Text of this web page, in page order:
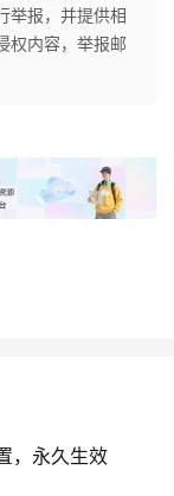
举报，并提供相
权内容，举报邮
，永久生效